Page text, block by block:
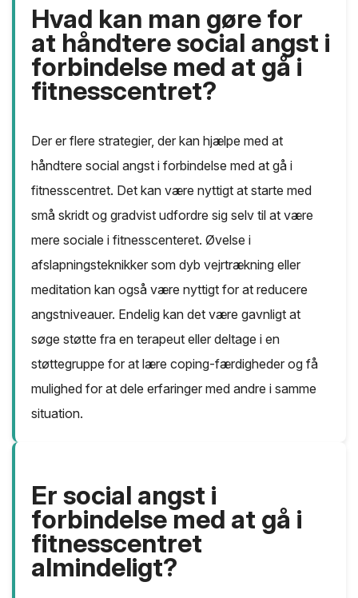
Hvad kan man gøre for
at håndtere social angst i
forbindelse med at gå i
fitnesscentret?
Der er flere strategier, der kan hjælpe med at
håndtere social angst i forbindelse med at gå i
fitnesscentret. Det kan være nyttigt at starte med
små skridt og gradvist udfordre sig selv til at være
mere sociale i fitnesscenteret. Øvelse i
afslapningsteknikker som dyb vejrtrækning eller
meditation kan også være nyttigt for at reducere
angstniveauer. Endelig kan det være gavnligt at
søge støtte fra en terapeut eller deltage i en
støttegruppe for at lære coping-færdigheder og få
mulighed for at dele erfaringer med andre i samme
situation.
Er social angst i
forbindelse med at gå i
fitnesscentret
almindeligt?